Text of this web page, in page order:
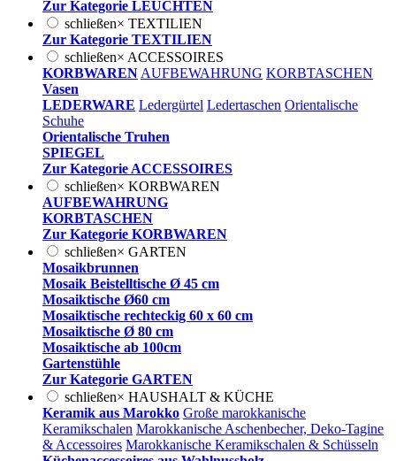
Zur Kategorie LEUCHTEN
schließen× TEXTILIEN
Zur Kategorie TEXTILIEN
schließen× ACCESSOIRES
KORBWAREN AUFBEWAHRUNG KORBTASCHEN
Vasen
LEDERWARE Ledergürtel Ledertaschen Orientalische
Schuhe
Orientalische Truhen
SPIEGEL
Zur Kategorie ACCESSOIRES
schließen× KORBWAREN
AUFBEWAHRUNG
KORBTASCHEN
Zur Kategorie KORBWAREN
schließen× GARTEN
Mosaikbrunnen
Mosaik Beistelltische Ø 45 cm
Mosaiktische Ø60 cm
Mosaiktische rechteckig 60 x 60 cm
Mosaiktische Ø 80 cm
Mosaiktische ab 100cm
Gartenstühle
Zur Kategorie GARTEN
schließen× HAUSHALT & KÜCHE
Keramik aus Marokko Große marokkanische
Keramikschalen Marokkanische Aschenbecher, Deko-Tagine
& Accessoires Marokkanische Keramikschalen & Schüsseln